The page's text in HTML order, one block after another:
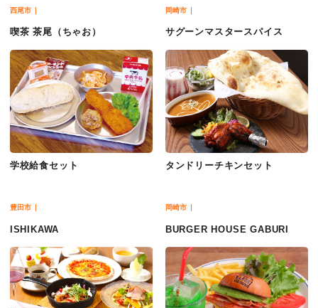
西尾市
喫茶 茶尾（ちゃお）
学校給食セット
岡崎市
サグーンマスタースパイス
タンドリーチキンセット
豊田市
ISHIKAWA
岡崎市
BURGER HOUSE GABURI